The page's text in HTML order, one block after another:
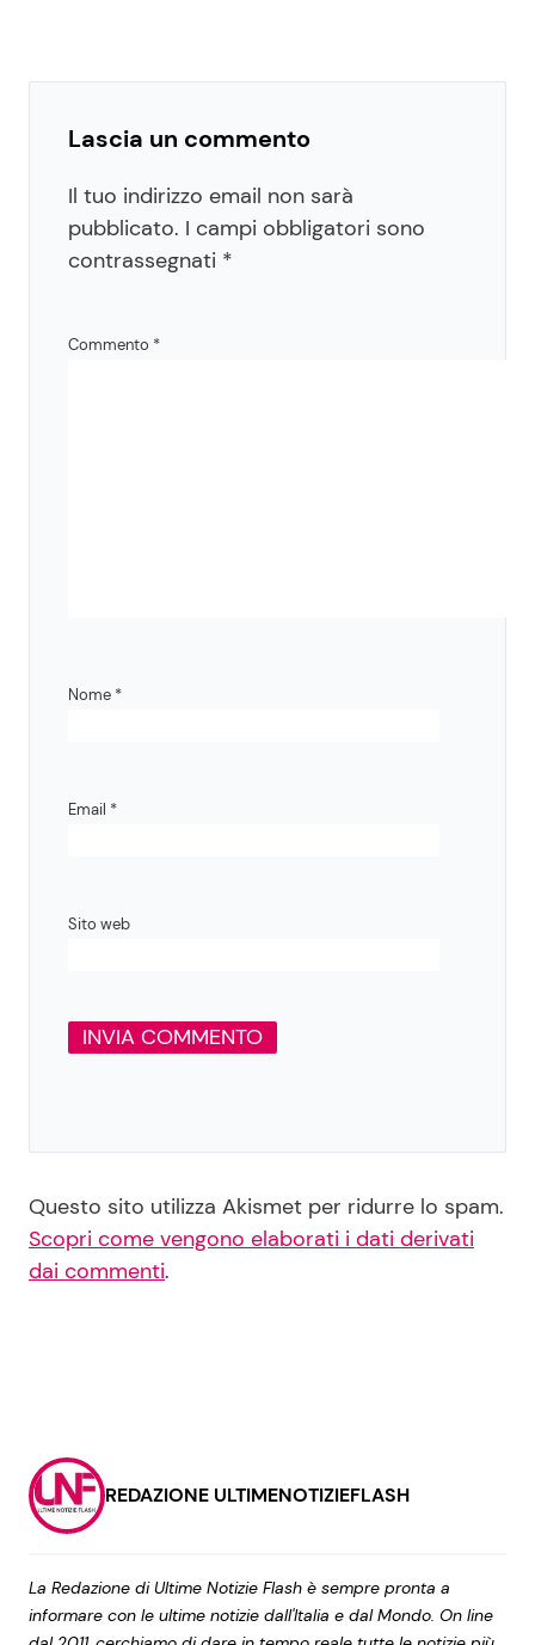
Lascia un commento
Il tuo indirizzo email non sarà
pubblicato. I campi obbligatori sono
contrassegnati *
Commento *
Nome *
Email *
Sito web
Questo sito utilizza Akismet per ridurre lo spam.
Scopri come vengono elaborati i dati derivati
dai commenti.
REDAZIONE ULTIMENOTIZIEFLASH
La Redazione di Ultime Notizie Flash è sempre pronta a
informare con le ultime notizie dall'Italia e dal Mondo. On line